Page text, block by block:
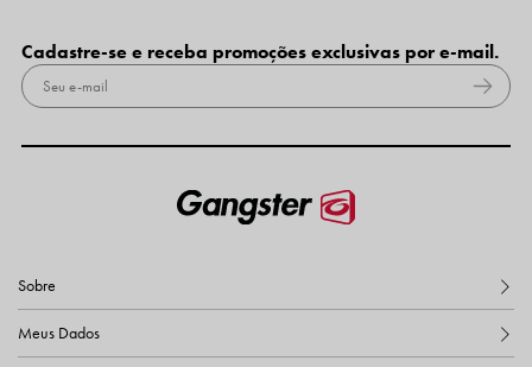
Cadastre-se e receba promoções exclusivas por e-mail.
Sobre
Meus Dados